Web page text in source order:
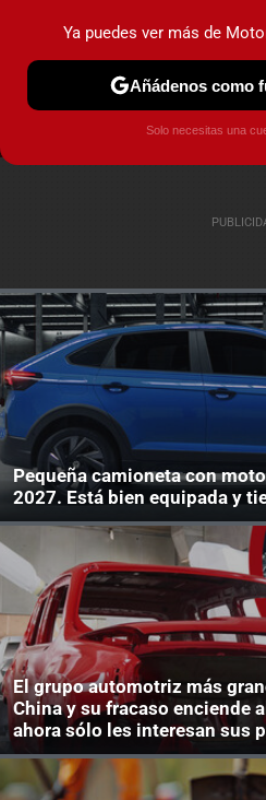
MENÚ
INDUSTRIA
Pequeña camioneta con
2027. Está bien equipada y
El grupo automotriz más
China y su fracaso enciende
ahora sólo les interesan sus
Ya puedes ver más de
Añádenos como
Solo necesitas una